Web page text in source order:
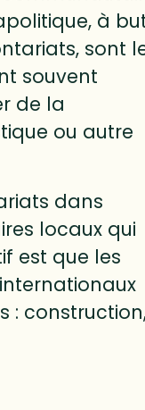
à
sont
souvent
de la
ou autre
dans
locaux qui
est que les
: